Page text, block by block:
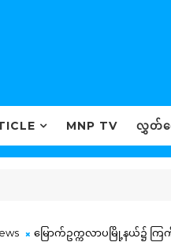
MNP TV လွှတ်တ
မြောက်ဥက္ကလာပမြို့နယ်၌ ကြက်